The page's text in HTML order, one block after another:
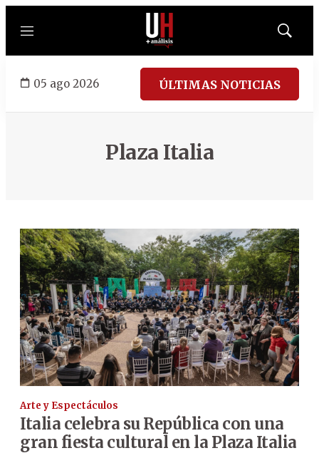
Menú
Mostrar
05 ago 2026 ÚLTIMAS NOTICIAS
Plaza Italia
Arte y Espectáculos
Italia celebra su República con una
gran fiesta cultural en la Plaza Italia